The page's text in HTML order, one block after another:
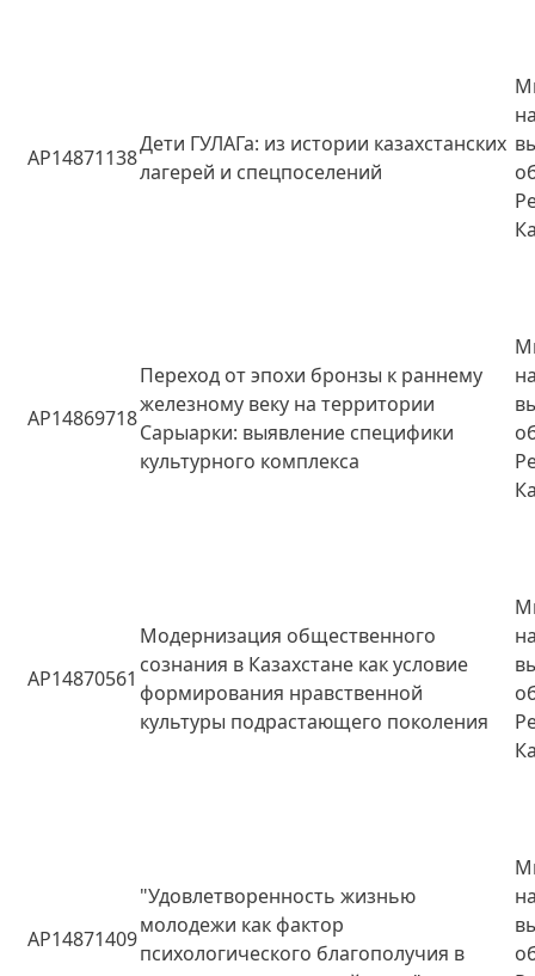
AP14871138
Дети ГУЛАГа: из истории казахстанских
лагерей и спецпоселений
AP14869718
Переход от эпохи бронзы к раннему
железному веку на территории
Сарыарки: выявление специфики
культурного комплекса
AP14870561
Модернизация общественного
сознания в Казахстане как условие
формирования нравственной
культуры подрастающего поколения
AP14871409
"Удовлетворенность жизнью
молодежи как фактор
психологического благополучия в